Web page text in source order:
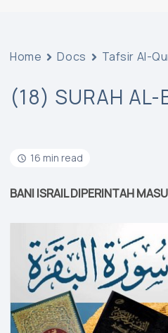
Home Docs Tafsir Al-
(18) SURAH
16 min read
BANI ISRAIL DIPERINTAH